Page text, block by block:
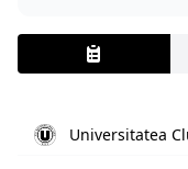
Universitatea